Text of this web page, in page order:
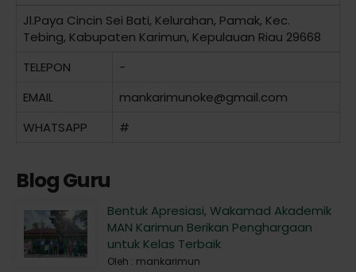
Jl.Paya Cincin Sei Bati, Kelurahan, Pamak, Kec.
Tebing, Kabupaten Karimun, Kepulauan Riau 29668
TELEPON
-
EMAIL
mankarimunoke@gmail.com
WHATSAPP
#
Blog Guru
Bentuk Apresiasi, Wakamad Akademik
MAN Karimun Berikan Penghargaan
untuk Kelas Terbaik
Oleh : mankarimun